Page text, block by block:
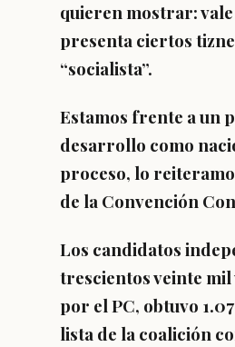
quieren mostrar:
presenta ciertos
“socialista”.
Estamos frente a un
desarrollo como
proceso, lo
de la Convención
Los candidatos
trescientos veinte mil
por el PC, obtuvo
lista de la coalición